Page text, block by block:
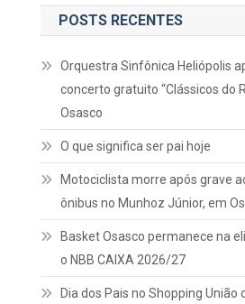
POSTS RECENTES
Orquestra Sinfônica Heliópolis
concerto gratuito “Clássicos do
Osasco
O que significa ser pai hoje
Motociclista morre após grave
ônibus no Munhoz Júnior, em
Basket Osasco permanece na
o NBB CAIXA 2026/27
Dia dos Pais no Shopping União